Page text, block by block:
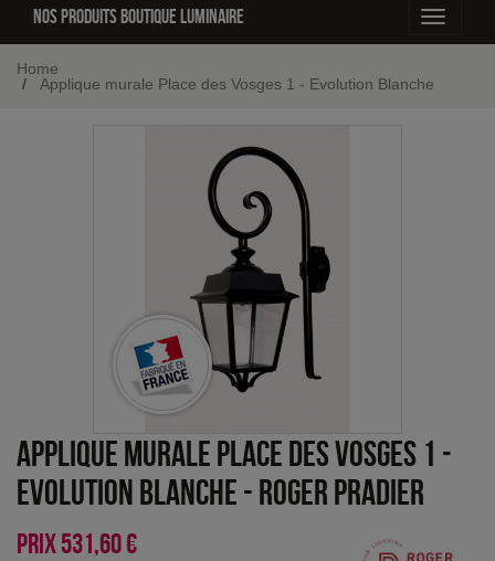
Toggle
Nos produits boutique luminaire
Home
Applique murale Place des Vosges 1 - Evolution Blanche
Applique murale Place des Vosges 1 -
Evolution Blanche - Roger Pradier
PRIX531,60 €